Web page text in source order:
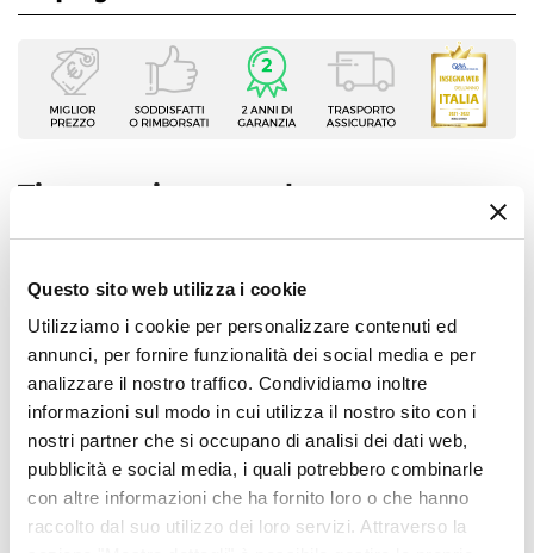
Questo sito web utilizza i cookie
Utilizziamo i cookie per personalizzare contenuti ed
annunci, per fornire funzionalità dei social media e per
analizzare il nostro traffico. Condividiamo inoltre
informazioni sul modo in cui utilizza il nostro sito con i
nostri partner che si occupano di analisi dei dati web,
pubblicità e social media, i quali potrebbero combinarle
con altre informazioni che ha fornito loro o che hanno
raccolto dal suo utilizzo dei loro servizi. Attraverso la
Caratteristiche
Tipologia
Sedia girevole
61,5 x 60 cm
Caratteristiche
|
Schienale imbottito
Meccanismi
Rotazione 360°| Regolazione basculante|
Altezza regolabile
Colore Seduta
Grigio scuro
Colore Basamento
Ti suggeriamo anche
CODICE: CR-S15 CODICE:ART34R